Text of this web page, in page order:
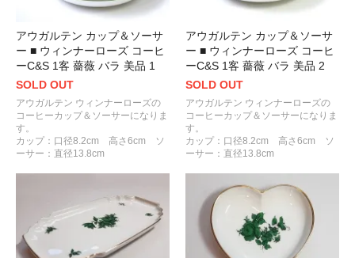
アウガルテン カップ＆ソーサ
ー ■ ウィンナーローズ コーヒ
ーC&S 1客 薔薇 バラ 美品 1
SOLD OUT
アウガルテン ウィンナーローズの
コーヒーカップ＆ソーサーになりま
す。
カップ：口径8.2cm 高さ6cm ソ
ーサー：直径13.8cm
アウガルテン カップ＆ソーサ
ー ■ ウィンナーローズ コーヒ
ーC&S 1客 薔薇 バラ 美品 2
SOLD OUT
アウガルテン ウィンナーローズの
コーヒーカップ＆ソーサーになりま
す。
カップ：口径8.2cm 高さ6cm ソ
ーサー：直径13.8cm